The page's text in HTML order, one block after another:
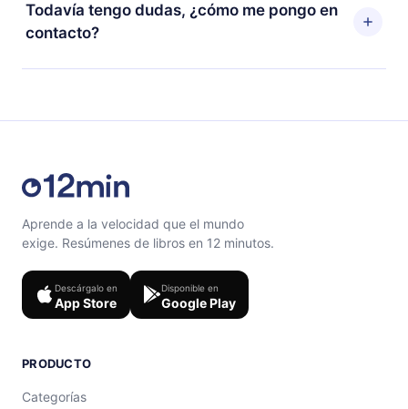
escuchar tus títulos favoritos sin conexión y desafiarte
con un cuestionario de preguntas para ayudarte a fijar
ciclo de facturación no ocurrirá.
Todavía tengo dudas, ¿cómo me pongo en
contacto?
Siéntete libre de contactarnos ensupport@12min.com.
Aprende a la velocidad que el mundo
exige. Resúmenes de libros en 12 minutos.
Descárgalo en
App Store
Disponible en
Google Play
PRODUCTO
Categorías